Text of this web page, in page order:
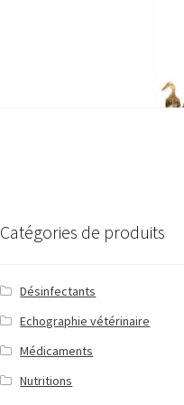
Catégories de produits
Désinfectants
Echographie vétérinaire
Médicaments
Nutritions